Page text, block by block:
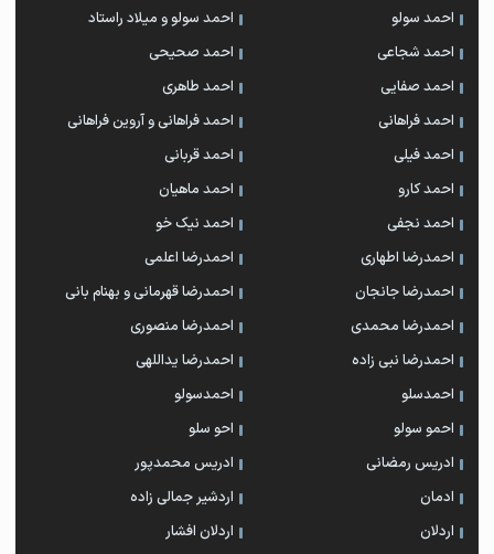
احمد سولو
احمد سولو و میلاد راستاد
احمد شجاعی
احمد صحیحی
احمد صفایی
احمد طاهری
احمد فراهانی
احمد فراهانی و آروین فراهانی
احمد فیلی
احمد قربانی
احمد کارو
احمد ماهیان
احمد نجفی
احمد نیک خو
احمدرضا اطهاری
احمدرضا اعلمی
احمدرضا جانجان
احمدرضا قهرمانی و بهنام بانی
احمدرضا محمدی
احمدرضا منصوری
احمدرضا نبی زاده
احمدرضا یداللهی
احمدسلو
احمدسولو
احمو سولو
احو سلو
ادریس رمضانی
ادریس محمدپور
ادمان
اردشیر جمالی زاده
اردلان
اردلان افشار